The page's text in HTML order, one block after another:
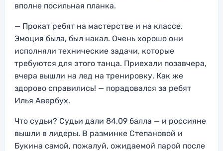
вполне посильная планка.
— Прокат ребят на мастерстве и на классе.
Эмоция была, был накал. Очень хорошо они
исполняли технические задачи, которые
требуются для этого танца. Приехали позавчера,
вчера вышли на лед на тренировку. Как же
здорово справились! — порадовался за ребят
Илья Авербух.
Что судьи? Судьи дали 84,09 балла — и россияне
вышли в лидеры. В разминке Степановой и
Букина самой, пожалуй, ожидаемой парой после